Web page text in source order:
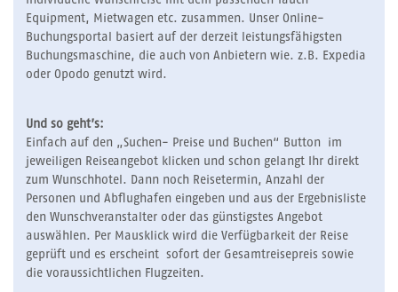
Equipment, Mietwagen etc. zusammen. Unser Online-
Buchungsportal basiert auf der derzeit leistungsfähigsten
Buchungsmaschine, die auch von Anbietern wie. z.B. Expedia
oder Opodo genutzt wird.
Und so geht’s:
Einfach auf den „Suchen- Preise und Buchen“ Button im
jeweiligen Reiseangebot klicken und schon gelangt Ihr direkt
zum Wunschhotel. Dann noch Reisetermin, Anzahl der
Personen und Abflughafen eingeben und aus der Ergebnisliste
den Wunschveranstalter oder das günstigstes Angebot
auswählen. Per Mausklick wird die Verfügbarkeit der Reise
geprüft und es erscheint sofort der Gesamtreisepreis sowie
die voraussichtlichen Flugzeiten.